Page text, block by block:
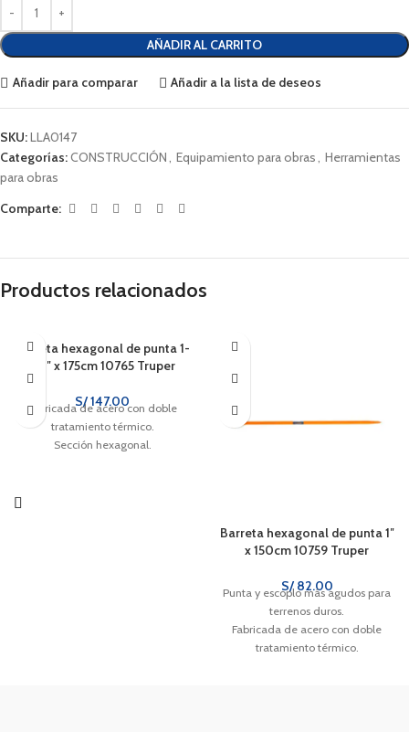
AÑADIR AL CARRITO
Añadir para comparar Añadir a la lista de deseos
SKU:LLA0147
Categorías:CONSTRUCCIÓN, Equipamiento para obras, Herramientas
para obras
Comparte:
Productos relacionados
Barreta hexagonal de punta 1-
1/4″ x 175cm 10765 Truper
S/147.00
Fabricada de acero con doble
tratamiento térmico.
Sección hexagonal.
Barreta hexagonal de punta 1″
x 150cm 10759 Truper
S/82.00
Punta y escoplo más agudos para
terrenos duros.
Fabricada de acero con doble
tratamiento térmico.